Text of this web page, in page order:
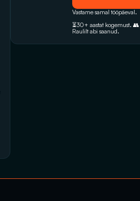
Vastame samal tööpäeval.
⏳30+ aastat kogemust.
Raulilt abi saanud.‬